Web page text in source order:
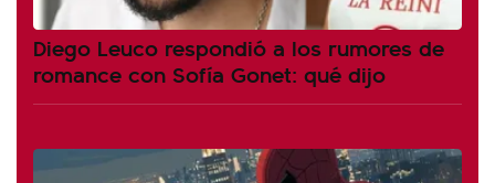
Diego Leuco respondió a los rumores de
romance con Sofía Gonet: qué dijo